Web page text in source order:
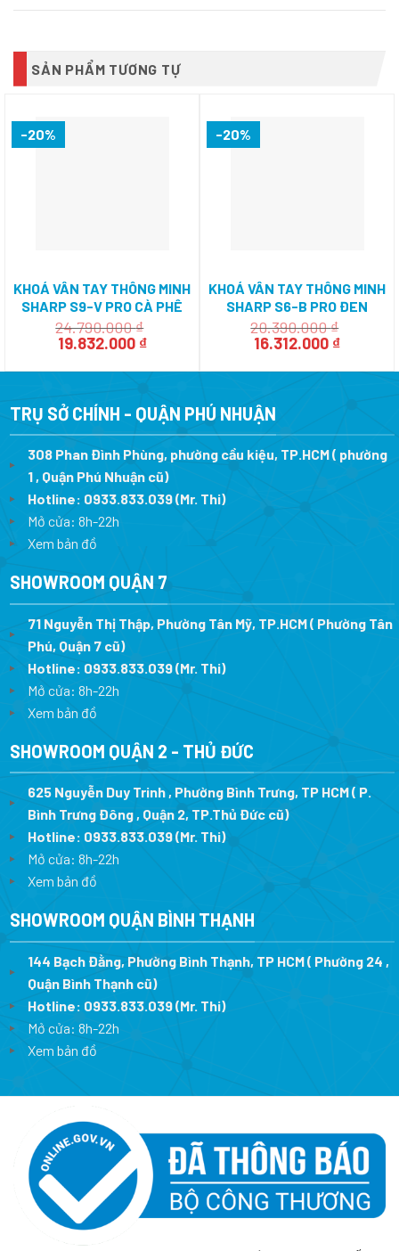
SẢN PHẨM TƯƠNG TỰ
-20%
KHOÁ VÂN TAY THÔNG MINH
SHARP S9-V PRO CÀ PHÊ
(BROWN)
24.790.000₫
Giá
là:
19.832.000 ₫Giá
tại
19.832.000 ₫.
-20%
KHOÁ VÂN TAY THÔNG MINH
SHARP S6-B PRO ĐEN
(BLACK)
20.390.000₫
Giá
là:
16.312.000 ₫Giá
tại
TRỤ SỞ CHÍNH - QUẬN PHÚ NHUẬN
308 Phan Đình Phùng, phường cầu kiệu, TP.HCM ( phường
1 , Quận Phú Nhuận cũ)
Hotline: 0933.833.039(Mr. Thi)
Mở cửa: 8h-22h
Xem bản đồ
SHOWROOM QUẬN 7
71 Nguyễn Thị Thập, Phường Tân Mỹ, TP.HCM ( Phường Tân
Phú, Quận 7 cũ)
Hotline: 0933.833.039(Mr. Thi)
Mở cửa: 8h-22h
Xem bản đồ
SHOWROOM QUẬN 2 - THỦ ĐỨC
625 Nguyễn Duy Trinh , Phường Bình Trưng, TP HCM ( P.
Bình Trưng Đông , Quận 2, TP.Thủ Đức cũ)
Hotline: 0933.833.039(Mr. Thi)
Mở cửa: 8h-22h
Xem bản đồ
SHOWROOM QUẬN BÌNH THẠNH
144 Bạch Đằng, Phường Bình Thạnh, TP HCM ( Phường 24 ,
Quận Bình Thạnh cũ)
Hotline: 0933.833.039(Mr. Thi)
Mở cửa: 8h-22h
Xem bản đồ